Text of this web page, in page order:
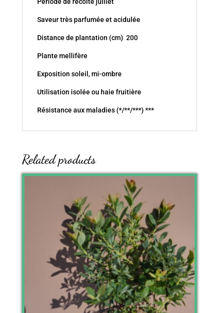
Saveur très parfumée et acidulée
Distance de plantation (cm) 200
Plante mellifère
Exposition soleil, mi-ombre
Utilisation isolée ou haie fruitière
Résistance aux maladies (*/**/***) ***
Related products